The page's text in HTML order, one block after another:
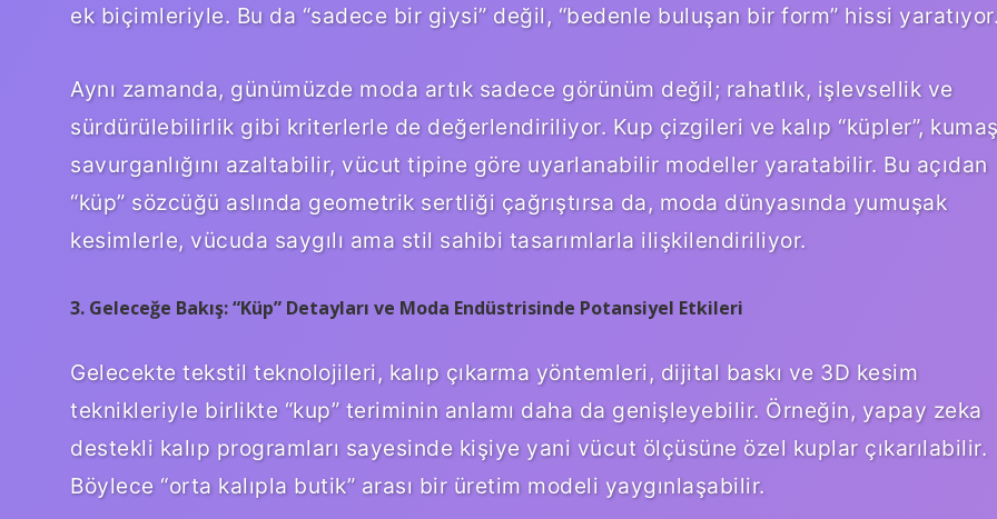
ek biçimleriyle. Bu da “sadece bir giysi” değil, “bedenle buluşan bir form” hissi
Aynı zamanda, günümüzde moda artık sadece görünüm değil; rahatlık, işlevsellik ve
sürdürülebilirlik gibi kriterlerle de değerlendiriliyor. Kup çizgileri ve kalıp “küpler”,
savurganlığını azaltabilir, vücut tipine göre uyarlanabilir modeller yaratabilir. Bu açıdan
“küp” sözcüğü aslında geometrik sertliği çağrıştırsa da, moda dünyasında yumuşak
kesimlerle, vücuda saygılı ama stil sahibi tasarımlarla ilişkilendiriliyor.
3. Geleceğe Bakış: “Küp” Detayları ve Moda Endüstrisinde Potansiyel Etkileri
Gelecekte tekstil teknolojileri, kalıp çıkarma yöntemleri, dijital baskı ve 3D kesim
teknikleriyle birlikte “kup” teriminin anlamı daha da genişleyebilir. Örneğin, yapay zeka
destekli kalıp programları sayesinde kişiye yani vücut ölçüsüne özel kuplar çıkarılabilir.
Böylece “orta kalıpla butik” arası bir üretim modeli yaygınlaşabilir.